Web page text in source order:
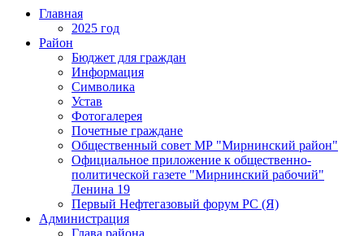
Главная
2025 год
Район
Бюджет для граждан
Информация
Символика
Устав
Фотогалерея
Почетные граждане
Общественный совет МР "Мирнинский район"
Официальное приложение к общественно-
политической газете "Мирнинский рабочий"
Ленина 19
Первый Нефтегазовый форум РС (Я)
Администрация
Глава района